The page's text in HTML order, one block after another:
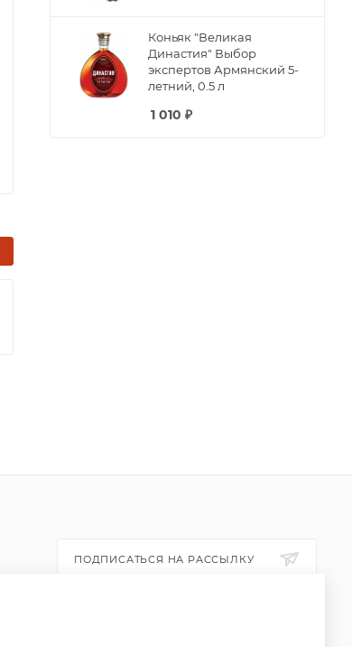
Коньяк "Великая
Династия" Выбор
экспертов Армянский 5-
летний, 0.5 л
1 010 ₽
ПОДПИСАТЬСЯ НА РАССЫЛКУ